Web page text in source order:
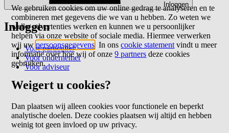
Inloggen
Inloggen
Voor particulier
Voor ondernemer
Voor adviseur
We gebruiken cookies om uw online gedrag te analyseren en te
combineren met gegevens die we van u hebben. Zo weten we
welke advertenties werken en kunnen we u persoonlijker
helpen via onze website of sociale media. Hiermee verwerken
wij uwpersoonsgegevens . In onscookie statement vindt u meer
informatie over hoe wij of onze9 partners deze cookies
gebruiken.
Weigert u cookies?
Dan plaatsen wij alleen cookies voor functionele en beperkt
analytische doelen. Deze cookies plaatsen wij altijd en hebben
weinig tot geen invloed op uw privacy.